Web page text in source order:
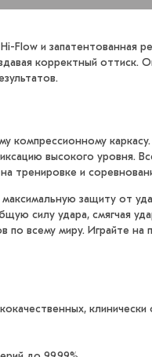
Flow и запатентованная
корректный оттиск.
компрессионному
высокого уровня.
тренировке и
защиту от
силу удара, смягчая
всему миру. Играйте на